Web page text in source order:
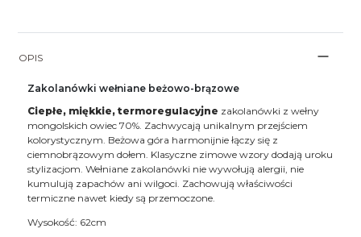
OPIS
Zakolanówki wełniane beżowo-brązowe
Ciepłe, miękkie, termoregulacyjne zakolanówki z wełny
mongolskich owiec 70%. Zachwycają unikalnym przejściem
kolorystycznym. Beżowa góra harmonijnie łączy się z
ciemnobrązowym dołem. Klasyczne zimowe wzory dodają uroku
stylizacjom. Wełniane zakolanówki nie wywołują alergii, nie
kumulują zapachów ani wilgoci. Zachowują właściwości
termiczne nawet kiedy są przemoczone.
Wysokość: 62cm